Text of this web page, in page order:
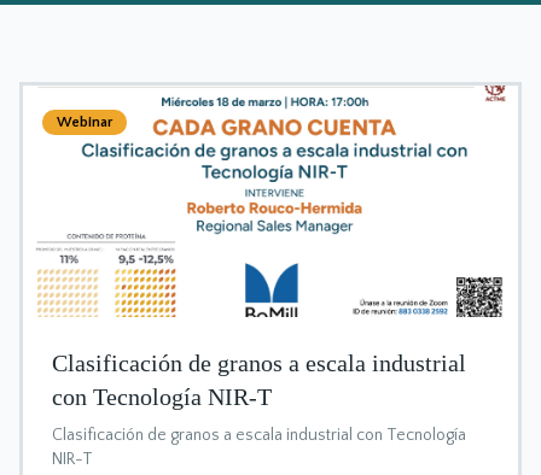
Webinar
Clasificación de granos a escala industrial
con Tecnología NIR-T
Clasificación de granos a escala industrial con Tecnología
NIR-T